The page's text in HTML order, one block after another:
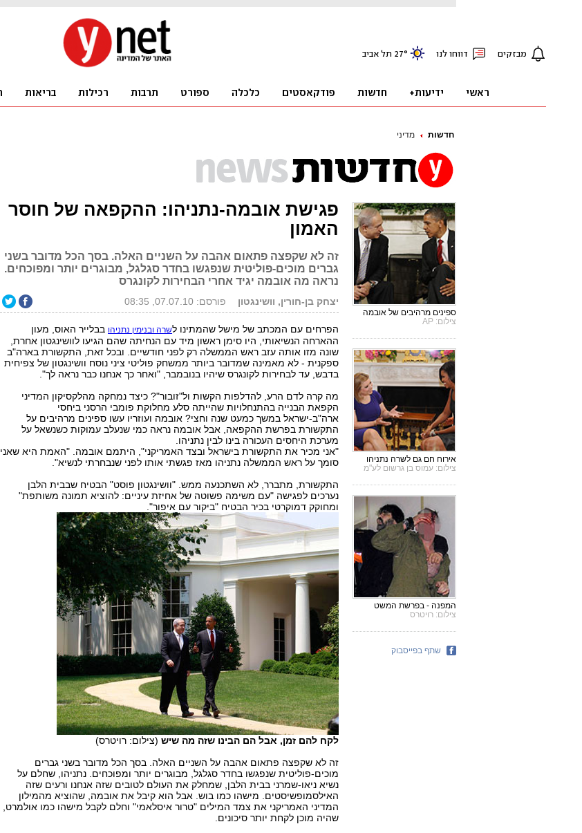
חדשות מדיני
פגישת אובמה-נתניהו: ההקפאה של חוסר
האמון
זה לא שקפצה פתאום אהבה על השניים האלה. בסך הכל מדובר בשני
גברים מוכים-פוליטית שנפגשו בחדר סגלגל, מבוגרים יותר ומפוכחים.
נראה מה אובמה יגיד אחרי הבחירות לקונגרס
יצחק בן-חורין, וושינגטון פורסם: 07.07.10, 08:35
הפרחים עם המכתב של מישל שהמתינו לשרה ובנימין נתניהו בבלייר האוס, מעון
ההארחה הנשיאותי, היו סימן ראשון מיד עם הנחיתה שהם הגיעו לוושינגטון אחרת,
שונה מזו אותה עזב ראש הממשלה רק לפני חודשיים. ובכל זאת, התקשורת בארה"ב
ספקנית - לא מאמינה שמדובר ביותר ממשחק פוליטי ציני נוסח וושינגטון של צפיחית
בדבש, עד לבחירות לקונגרס שיהיו בנובמבר, "ואחר כך אנחנו כבר נראה לך".
מה קרה לדם הרע, להדלפות הקשות ול"זובור"? כיצד נמחקה מהלקסיקון המדיני
הקפאת הבנייה בהתנחלויות שהייתה סלע מחלוקת פומבי הרסני ביחסי
ארה"ב-ישראל במשך כמעט שנה וחצי? אובמה ועוזריו עשו ספינים מרהיבים על
התקשורת בפרשת ההקפאה, אבל אובמה נראה כמי שנעלב עמוקות כשנשאל על
מערכת היחסים העכורה בינו לבין נתניהו.
"אני מכיר את התקשורת בישראל ובצד האמריקני", היתמם אובמה. "האמת היא שאני
סומך על ראש הממשלה נתניהו מאז פגשתי אותו לפני שנבחרתי לנשיא".
התקשורת, מתברר, לא השתכנעה ממש. "וושינגטון פוסט" הבטיח שבבית הלבן
נערכים לפגישה "עם משימה פשוטה של אחיזת עיניים: להוציא תמונה משותפת"
ומחוקק דמוקרטי בכיר הבטיח "ביקור עם איפור".
לקח להם זמן, אבל הם הבינו שזה מה שיש(צילום: רויטרס)
זה לא שקפצה פתאום אהבה על השניים האלה. בסך הכל מדובר בשני גברים
מוכים-פוליטית שנפגשו בחדר סגלגל, מבוגרים יותר ומפוכחים. נתניהו, שחלם על
נשיא ניאו-שמרני בבית הלבן, שמחלק את העולם לטובים שזה אנחנו ורעים שזה
האילסמופשיסטים. מישהו כמו בוש. אבל הוא קיבל את אובמה, שהוציא מהמילון
המדיני האמריקני את צמד המילים "טרור איסלאמי" וחלם לקבל מישהו כמו אולמרט,
שהיה מוכן לקחת יותר סיכונים.
ספינים מרהיבים של אובמה
צילום: AP
אירוח חם גם לשרה נתניהו
צילום: עמוס בן גרשום לע"מ
המפנה - בפרשת המשט
צילום: רויטרס
שתף בפייסבוק